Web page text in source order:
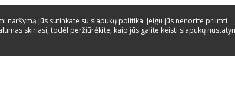
naršymą jūs sutinkate su slapukų politika. Jeigu jūs nenorite priimti
skiriasi, todėl peržiūrėkite, kaip jūs galite keisti slapukų